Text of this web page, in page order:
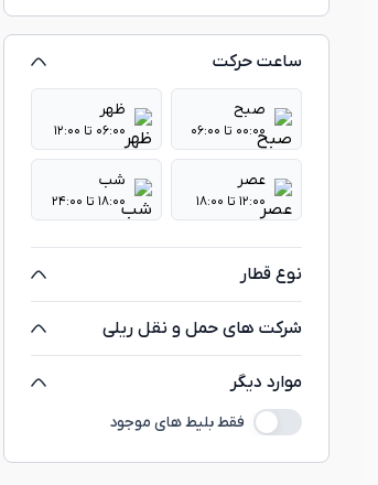
ساعت حرکت
صبح
۰۰:۰۰ تا ۰۶:۰۰
ظهر
۰۶:۰۰ تا ۱۲:۰۰
عصر
۱۲:۰۰ تا ۱۸:۰۰
شب
۱۸:۰۰ تا ۲۴:۰۰
نوع قطار
شرکت های حمل و نقل ریلی
موارد دیگر
فقط بلیط های موجود